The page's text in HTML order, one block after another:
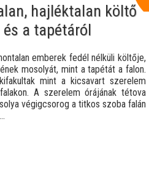
hajléktalan költő
a tapétáról
emberek fedél nélküli költője,
mosolyát, mint a tapétát a falon.
mint a kicsavart szerelem
A szerelem órájának tétova
végigcsorog a titkos szoba falán